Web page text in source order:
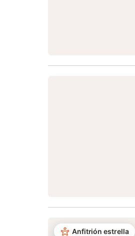
Anfitrión estrella